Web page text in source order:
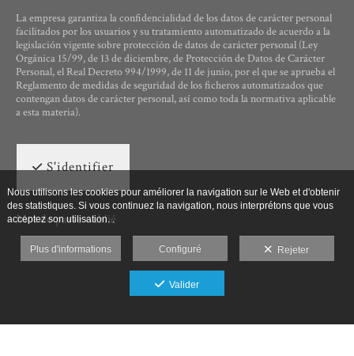
La empresa garantiza la confidencialidad de los datos de carácter personal
facilitados por los usuarios y su tratamiento automatizado de acuerdo a la
legislación vigente sobre protección de datos de carácter personal (Ley
Orgánica 15/99, de 13 de diciembre, de Protección de Datos de Carácter
Personal, el Real Decreto 994/1999, de 11 de junio, por el que se aprueba el
Reglamento de medidas de seguridad de los ficheros automatizados que
contengan datos de carácter personal, así como toda la normativa aplicable
a esta materia).
S'identifier
Mot de passe oublié
Nous utilisons les cookies pour améliorer la navigation sur le Web et d'obtenir
des statistiques. Si vous continuez la navigation, nous interprétons que vous
acceptez son utilisation. .
Plus d'informations Configuré Rejeter
Valider